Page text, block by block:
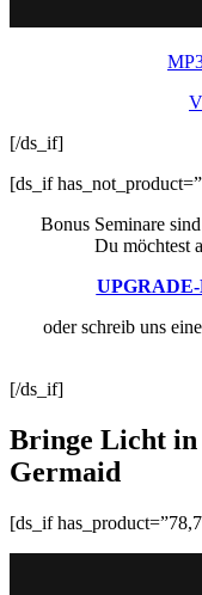
[/ds_if]
[ds_if
Bonus Seminare
Du möchtest
oder schreib uns
[/ds_if]
Bringe Licht in
Germaid
[ds_if